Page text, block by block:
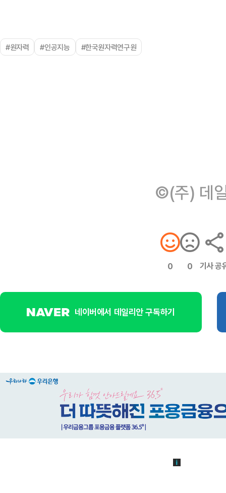
#원자력 #인공지능 #한국원자력연구원
©(주) 데
0 0 기사 공
네이버에서 데일리안 구독하기